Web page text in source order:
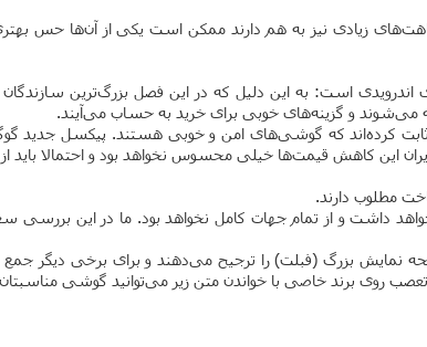
زیادی نیز به هم دارند ممکن است یکی از آن‌ها حس
است: به این دلیل که در این فصل بزرگ‌ترین
داشت و از تمام جهات کامل نخواهد بود. ما در این
نمایش بزرگ (فبلت) را ترجیح می‌دهند و برای برخی
روی برند خاصی با خواندن متن زیر می‌توانید گوشی مناسبتان